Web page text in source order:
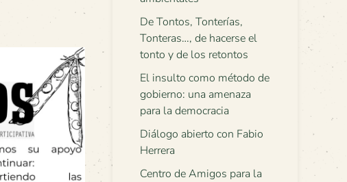
De Tontos, Tonterías,
Tonteras…, de hacerse el
tonto y de los retontos
El insulto como método de
gobierno: una amenaza
para la democracia
Diálogo abierto con Fabio
Herrera
Centro de Amigos para la